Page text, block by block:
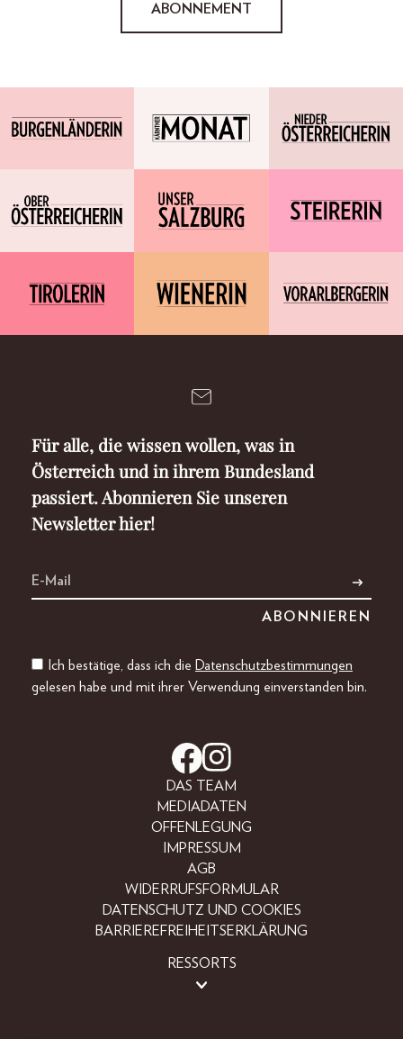
ABONNEMENT
Für alle, die wissen wollen, was in
Österreich und in ihrem Bundesland
passiert. Abonnieren Sie unseren
Newsletter hier!
Ich bestätige, dass ich die Datenschutzbestimmungen
gelesen habe und mit ihrer Verwendung einverstanden bin.
DAS TEAM
MEDIADATEN
OFFENLEGUNG
IMPRESSUM
AGB
WIDERRUFSFORMULAR
DATENSCHUTZ UND COOKIES
BARRIEREFREIHEITSERKLÄRUNG
RESSORTS